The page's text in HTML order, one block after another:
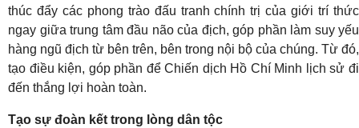
thúc đẩy các phong trào đấu tranh chính trị của giới trí thức
ngay giữa trung tâm đầu não của địch, góp phần làm suy yếu
hàng ngũ địch từ bên trên, bên trong nội bộ của chúng. Từ đó,
tạo điều kiện, góp phần để Chiến dịch Hồ Chí Minh lịch sử đi
đến thắng lợi hoàn toàn.
Tạo sự đoàn kết trong lòng dân tộc